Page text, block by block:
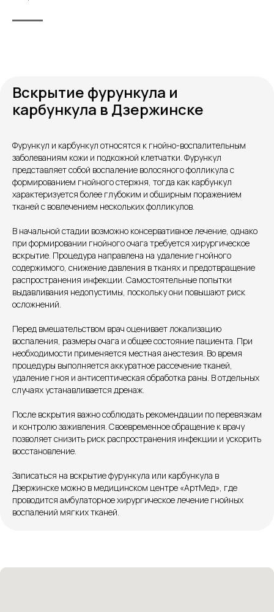
Вскрытие фурункула и
карбункула в Дзержинске
Фурункул и карбункул относятся к гнойно-воспалительным
заболеваниям кожи и подкожной клетчатки. Фурункул
представляет собой воспаление волосяного фолликула с
формированием гнойного стержня, тогда как карбункул
характеризуется более глубоким и обширным поражением
тканей с вовлечением нескольких фолликулов.
В начальной стадии возможно консервативное лечение, однако
при формировании гнойного очага требуется хирургическое
вскрытие. Процедура направлена на удаление гнойного
содержимого, снижение давления в тканях и предотвращение
распространения инфекции. Самостоятельные попытки
выдавливания недопустимы, поскольку они повышают риск
осложнений.
Перед вмешательством врач оценивает локализацию
воспаления, размеры очага и общее состояние пациента. При
необходимости применяется местная анестезия. Во время
процедуры выполняется аккуратное рассечение тканей,
удаление гноя и антисептическая обработка раны. В отдельных
случаях устанавливается дренаж.
После вскрытия важно соблюдать рекомендации по перевязкам
и контролю заживления. Своевременное обращение к врачу
позволяет снизить риск распространения инфекции и ускорить
восстановление.
Записаться на вскрытие фурункула или карбункула в
Дзержинске можно в медицинском центре «АртМед», где
проводится амбулаторное хирургическое лечение гнойных
воспалений мягких тканей.
Контакты
Пн.-пт. — с 08:00 до 20:00
Сб. — с 08:00 до 18:00
Вс. — с 08:00 до 15:00
+7 8313 248 248
Единый номер
Петрищева д.35.пом.3
Патоличева 21Д,П.1
На ремонте
Новый
Согласие на обработку персональных данных
Розыгрыши и актуальные новости
Подписывайся